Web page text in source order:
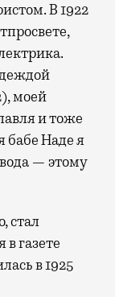
В 1922
моей
и тоже
бабе Наде я
— этому
стал
газете
в 1925